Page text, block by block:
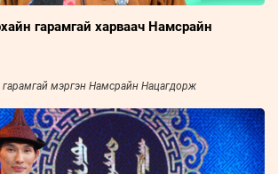
гарамгай харваач Намсрайн
Сурын алтан зурхайн гарамгай мэргэн Намсрайн Нацагдорж